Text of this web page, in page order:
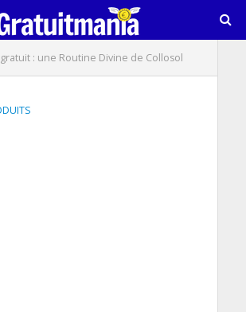
: une Routine Divine de Collosol